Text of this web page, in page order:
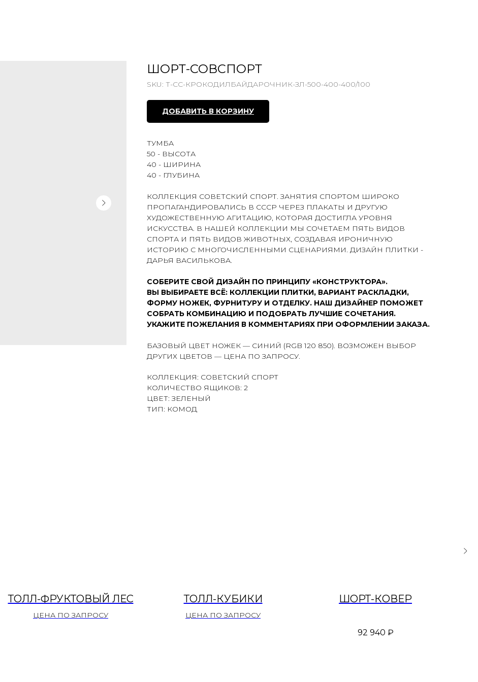
ШОРТ-СОВСПОРТ
SKU: Т-СС-КРОКОДИЛБАЙДАРОЧНИК-ЗЛ-500-400-400/100
ДОБАВИТЬ В КОРЗИНУ
ТУМБА
50 - ВЫСОТА
40 - ШИРИНА
40 - ГЛУБИНА
КОЛЛЕКЦИЯ СОВЕТСКИЙ СПОРТ. ЗАНЯТИЯ СПОРТОМ ШИРОКО
ПРОПАГАНДИРОВАЛИСЬ В СССР ЧЕРЕЗ ПЛАКАТЫ И ДРУГУЮ
ХУДОЖЕСТВЕННУЮ АГИТАЦИЮ, КОТОРАЯ ДОСТИГЛА УРОВНЯ
ИСКУССТВА. В НАШЕЙ КОЛЛЕКЦИИ МЫ СОЧЕТАЕМ ПЯТЬ ВИДОВ
СПОРТА И ПЯТЬ ВИДОВ ЖИВОТНЫХ, СОЗДАВАЯ ИРОНИЧНУЮ
ИСТОРИЮ С МНОГОЧИСЛЕННЫМИ СЦЕНАРИЯМИ. ДИЗАЙН ПЛИТКИ -
ДАРЬЯ ВАСИЛЬКОВА.
СОБЕРИТЕ СВОЙ ДИЗАЙН ПО ПРИНЦИПУ «КОНСТРУКТОРА».
ВЫ ВЫБИРАЕТЕ ВСЁ: КОЛЛЕКЦИИ ПЛИТКИ, ВАРИАНТ РАСКЛАДКИ,
ФОРМУ НОЖЕК, ФУРНИТУРУ И ОТДЕЛКУ. НАШ ДИЗАЙНЕР ПОМОЖЕТ
СОБРАТЬ КОМБИНАЦИЮ И ПОДОБРАТЬ ЛУЧШИЕ СОЧЕТАНИЯ.
УКАЖИТЕ ПОЖЕЛАНИЯ В КОММЕНТАРИЯХ ПРИ ОФОРМЛЕНИИ ЗАКАЗА.
БАЗОВЫЙ ЦВЕТ НОЖЕК — СИНИЙ (RGB 120 850). ВОЗМОЖЕН ВЫБОР
ДРУГИХ ЦВЕТОВ — ЦЕНА ПО ЗАПРОСУ.
КОЛЛЕКЦИЯ: СОВЕТСКИЙ СПОРТ
КОЛИЧЕСТВО ЯЩИКОВ: 2
ЦВЕТ: ЗЕЛЕНЫЙ
ТИП: КОМОД
ТОЛЛ-ФРУКТОВЫЙ ЛЕС
ЦЕНА ПО ЗАПРОСУ
ТОЛЛ-КУБИКИ
ЦЕНА ПО ЗАПРОСУ
ШОРТ-КОВЕР
92 940 ₽